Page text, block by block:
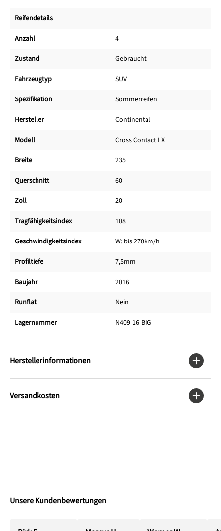
Reifendetails
Anzahl 4
Zustand Gebraucht
Fahrzeugtyp SUV
Spezifikation Sommerreifen
Hersteller Continental
Modell Cross Contact LX
Breite 235
Querschnitt 60
Zoll 20
Tragfähigkeitsindex 108
Geschwindigkeitsindex W: bis 270km/h
Profiltiefe 7,5mm
Baujahr 2016
Runflat Nein
Lagernummer N409-16-BIG
Herstellerinformationen
Versandkosten
Unsere Kundenbewertungen